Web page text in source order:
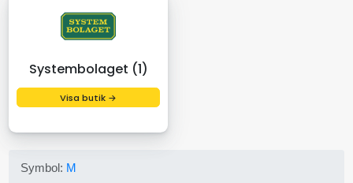
Systembolaget (1)
Visa butik →
Symbol: M